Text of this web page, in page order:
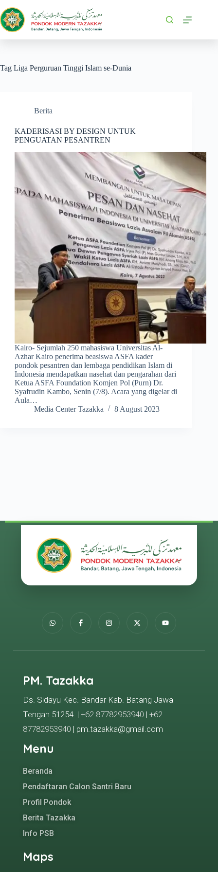
Tag Liga Perguruan Tinggi Islam se-Dunia
Berita
KADERISASI BY DESIGN UNTUK
PENGUATAN PESANTREN
Kairo- Sejumlah 250 mahasiswa Universitas Al-
Azhar Kairo penerima beasiswa ASFA kader
pondok pesantren dan lembaga pendidikan Islam di
Indonesia mendapatkan nasehat dan pengarahan dari
Ketua ASFA Foundation Komjen Pol (Purn) Dr.
Syafrudin Kambo, Senin (7/8). Acara yang digelar di
Aula…
Media Center Tazakka
8 August 2023
PM. Tazakka
Ds. Sidayu Kec. Bandar Kab. Batang Jawa
Tengah 51254 | +62 87782953940 | +62
87782953940 | pm.tazakka@gmail.com
Menu
Beranda
Pendaftaran Calon Santri Baru
Profil Pondok
Berita Tazakka
Info PSB
Maps